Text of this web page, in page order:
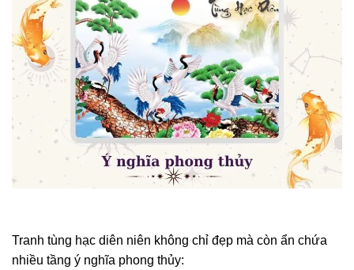
Tranh tùng hạc diên niên không chỉ đẹp mà còn ẩn chứa
nhiều tầng ý nghĩa phong thủy: